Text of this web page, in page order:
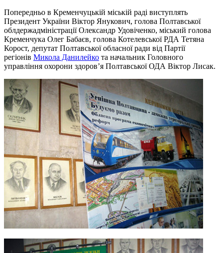
Попередньо в Кременчуцькій міській раді виступлять
Президент України Віктор Янукович, голова Полтавської
облдержадміністрації Олександр Удовіченко, міський голова
Кременчука Олег Бабаєв, голова Котелевської РДА Тетяна
Корост, депутат Полтавської обласної ради від Партії
регіонів Микола Данилейко та начальник Головного
управління охорони здоров’я Полтавської ОДА Віктор Лисак.